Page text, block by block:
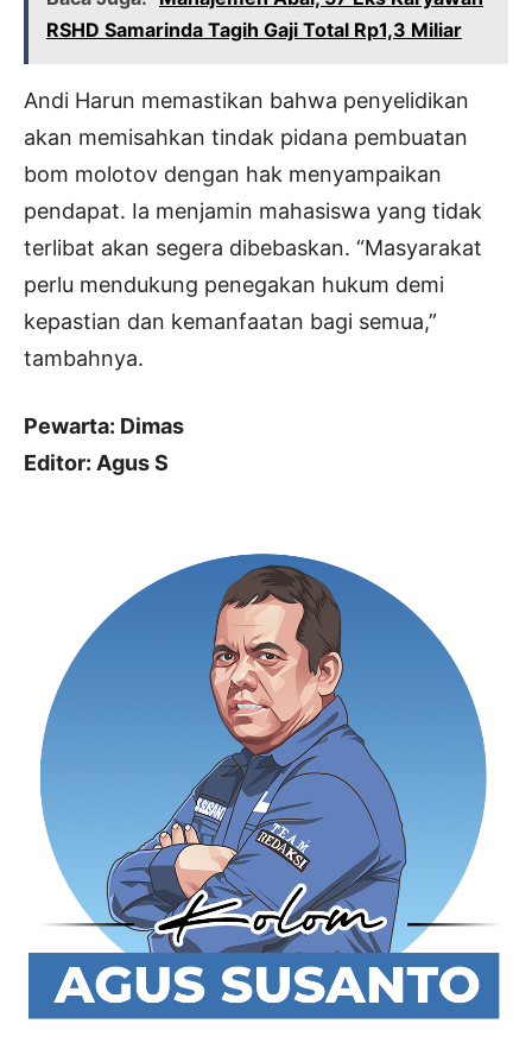
RSHD Samarinda Tagih Gaji Total Rp1,3 Miliar
Andi Harun memastikan bahwa penyelidikan
akan memisahkan tindak pidana pembuatan
bom molotov dengan hak menyampaikan
pendapat. Ia menjamin mahasiswa yang tidak
terlibat akan segera dibebaskan. “Masyarakat
perlu mendukung penegakan hukum demi
kepastian dan kemanfaatan bagi semua,”
tambahnya.
Pewarta: Dimas
Editor: Agus S